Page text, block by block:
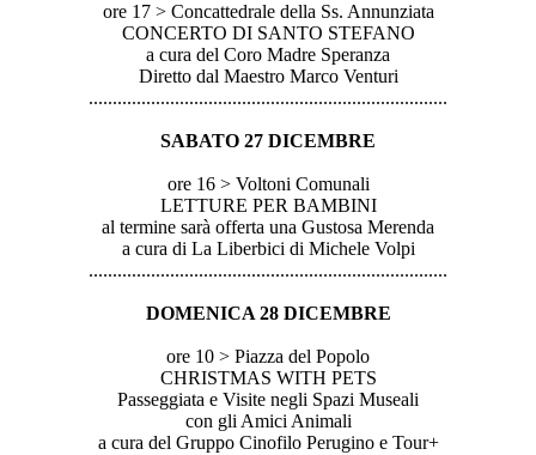
ore 17 > Concattedrale della Ss. Annunziata
CONCERTO DI SANTO STEFANO
a cura del Coro Madre Speranza
Diretto dal Maestro Marco Venturi
...........................................................................
SABATO 27 DICEMBRE
ore 16 > Voltoni Comunali
LETTURE PER BAMBINI
al termine sarà offerta una Gustosa Merenda
a cura di La Liberbici di Michele Volpi
...........................................................................
DOMENICA 28 DICEMBRE
ore 10 > Piazza del Popolo
CHRISTMAS WITH PETS
Passeggiata e Visite negli Spazi Museali
con gli Amici Animali
a cura del Gruppo Cinofilo Perugino e Tour+